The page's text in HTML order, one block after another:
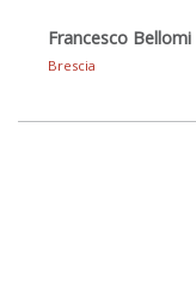
Francesco Bellomi
Brescia